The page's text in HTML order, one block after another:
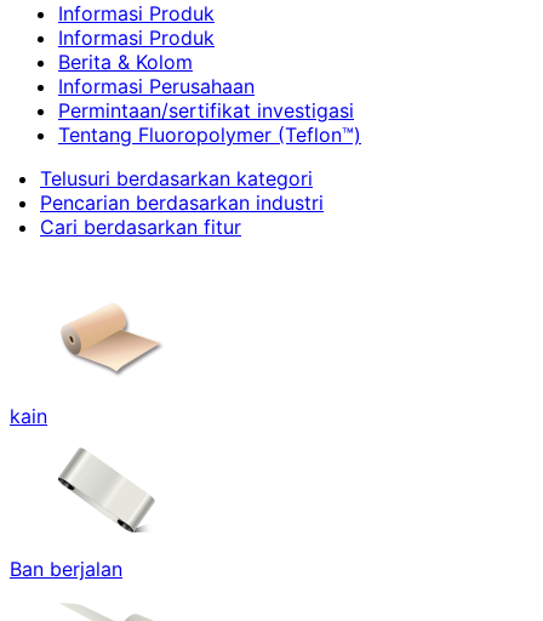
Informasi Produk
Informasi Produk
Berita & Kolom
Informasi Perusahaan
Permintaan/sertifikat investigasi
Tentang Fluoropolymer (Teflon™)
Telusuri berdasarkan kategori
Pencarian berdasarkan industri
Cari berdasarkan fitur
kain
Ban berjalan